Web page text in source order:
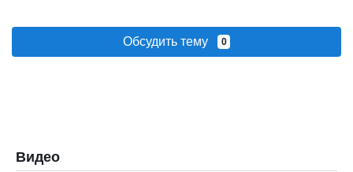
Обсудить тему 0
Видео